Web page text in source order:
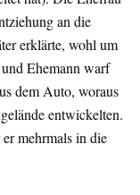
an die
erklärte, wohl um
Ehemann warf
dem Auto, woraus
entwickelten.
mehrmals in die